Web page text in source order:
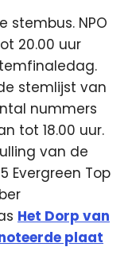
stembus. NPO
20.00 uur
stemlijst van
nummers
tot 18.00 uur.
van de
Evergreen Top
Het Dorp van
plaat